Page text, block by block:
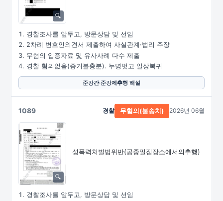
경찰조사를 앞두고, 방문상담 및 선임
2차례 변호인의견서 제출하여 사실관계·법리 주장
무혐의 입증자료 및 유사사례 다수 제출
경찰 혐의없음(증거불충분). 누명벗고 일상복귀
준강간·준강제추행 해설
1089
성폭력처벌법위반(공중밀집장소에서의추행)
경찰 무혐의(불송치) 2026년 06월
경찰조사를 앞두고, 방문상담 및 선임